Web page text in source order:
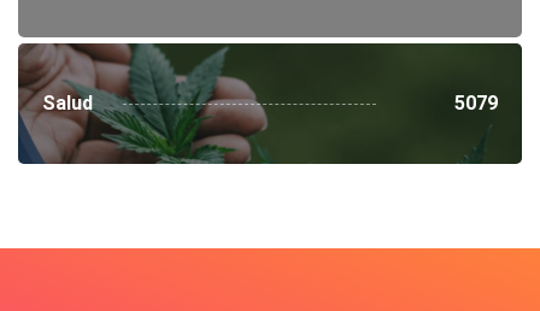
Salud 5079